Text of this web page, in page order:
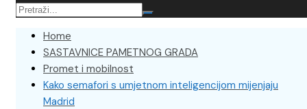
Home
SASTAVNICE PAMETNOG GRADA
Promet i mobilnost
Kako semafori s umjetnom inteligencijom mijenjaju
Madrid